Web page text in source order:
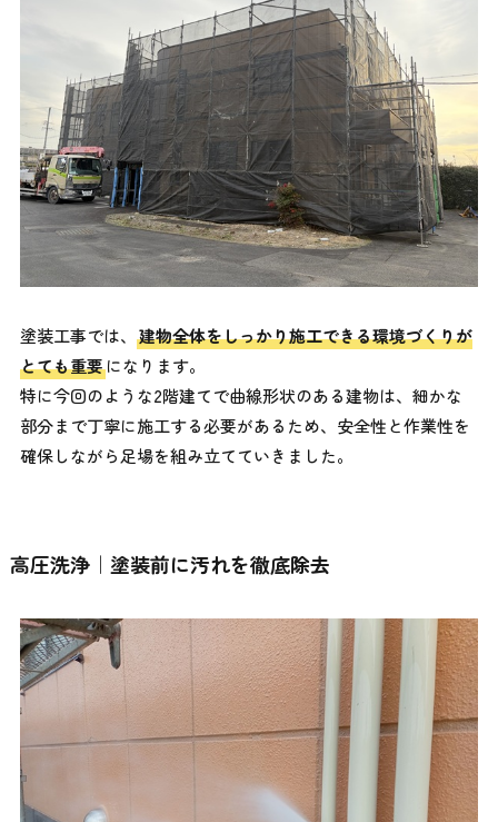
塗装工事では、 建物全体をしっかり施工できる環境づくりが
とても重要になります。
特に今回のような2階建てで曲線形状のある建物は、細かな
部分まで丁寧に施工する必要があるため、安全性と作業性を
確保しながら足場を組み立てていきました。
高圧洗浄｜塗装前に汚れを徹底除去